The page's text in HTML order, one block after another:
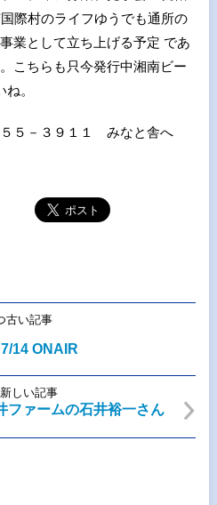
際村のライフゆうでも通所の
業として立ち上げる予定 であ
こちらも只今発行中湘南ビー
。
５５－３９１１ みなと舎へ
古い記事
14 ONAIR
しい記事
ファームの石井裕一さん